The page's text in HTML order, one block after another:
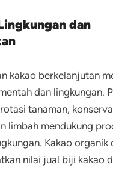
dan
kakao berkelanjutan
dan lingkungan.
tanaman,
limbah mendukung
Kakao organik
nilai jual biji kakao